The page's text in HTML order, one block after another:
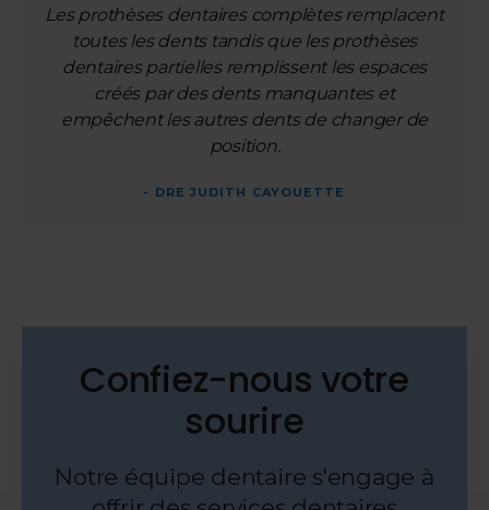
Les prothèses dentaires complètes remplacent
toutes les dents tandis que les prothèses
dentaires partielles remplissent les espaces
créés par des dents manquantes et
empêchent les autres dents de changer de
position.
- DRE JUDITH CAYOUETTE
Confiez-nous votre
sourire
Notre équipe dentaire s'engage à